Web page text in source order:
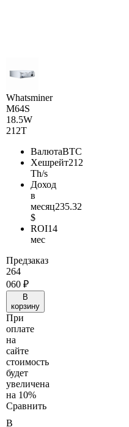
Whatsminer
M64S
18.5W
212T
ВалютаBTC
Хешрейт212
Th/s
Доход
в
месяц235.32
$
ROI14
мес
Предзаказ
264
060 ₽
В
корзину
При
оплате
на
сайте
стоимость
будет
увеличена
на 10%
Сравнить
В